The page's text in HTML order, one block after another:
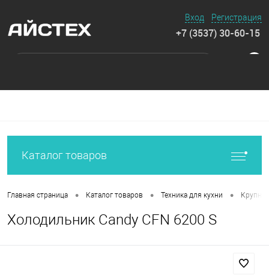
Вход Регистрация
+7 (3537) 30-60-15
Каталог товаров
Главная страница • Каталог товаров • Техника для кухни •
Холодильник Candy CFN 6200 S